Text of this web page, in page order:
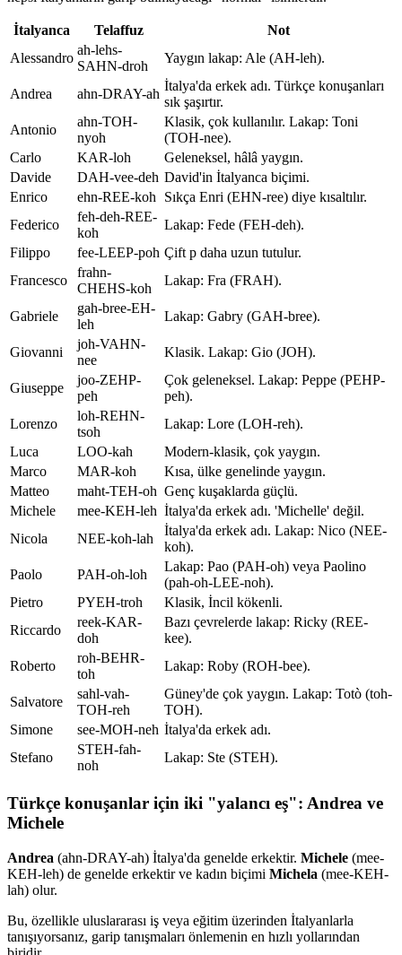
İtalyanca Telaffuz
Not
Alessandro
ah-lehs-
SAHN-droh
Yaygın lakap: Ale (AH-leh).
Andrea ahn-DRAY-ah
İtalya'da erkek adı. Türkçe konuşanları
sık şaşırtır.
Antonio
ahn-TOH-
nyoh
Klasik, çok kullanılır. Lakap: Toni
(TOH-nee).
Carlo
KAR-loh
Geleneksel, hâlâ yaygın.
Davide
DAH-vee-deh David'in İtalyanca biçimi.
Enrico
ehn-REE-koh
Sıkça Enri (EHN-ree) diye kısaltılır.
Federico
feh-deh-REE-
koh
Lakap: Fede (FEH-deh).
Filippo
fee-LEEP-poh Çift p daha uzun tutulur.
Francesco
frahn-
CHEHS-koh
Lakap: Fra (FRAH).
Gabriele
gah-bree-EH-
leh
Lakap: Gabry (GAH-bree).
Giovanni
joh-VAHN-
nee
Klasik. Lakap: Gio (JOH).
Giuseppe
joo-ZEHP-
peh
Çok geleneksel. Lakap: Peppe (PEHP-
peh).
Lorenzo
loh-REHN-
tsoh
Lakap: Lore (LOH-reh).
Luca
LOO-kah
Modern-klasik, çok yaygın.
Marco
MAR-koh
Kısa, ülke genelinde yaygın.
Matteo
maht-TEH-oh Genç kuşaklarda güçlü.
Michele
mee-KEH-leh İtalya'da erkek adı. 'Michelle' değil.
Nicola
NEE-koh-lah
İtalya'da erkek adı. Lakap: Nico (NEE-
koh).
Paolo
PAH-oh-loh
Lakap: Pao (PAH-oh) veya Paolino
(pah-oh-LEE-noh).
Pietro
PYEH-troh
Klasik, İncil kökenli.
Riccardo
reek-KAR-
doh
Bazı çevrelerde lakap: Ricky (REE-
kee).
Roberto
roh-BEHR-
toh
Lakap: Roby (ROH-bee).
Salvatore
sahl-vah-
TOH-reh
Güney'de çok yaygın. Lakap: Totò (toh-
TOH).
Simone
see-MOH-neh İtalya'da erkek adı.
Stefano
STEH-fah-
noh
Lakap: Ste (STEH).
Türkçe konuşanlar için iki "yalancı eş": Andrea ve
Michele
Andrea (ahn-DRAY-ah) İtalya'da genelde erkektir. Michele (mee-
KEH-leh) de genelde erkektir ve kadın biçimi Michela (mee-KEH-
lah) olur.
Bu, özellikle uluslararası iş veya eğitim üzerinden İtalyanlarla
tanışıyorsanız, garip tanışmaları önlemenin en hızlı yollarından